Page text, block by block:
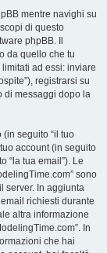
mentre navighi su
di questo
phpBB. Il
da quello che tu
ad essi: inviare
registrarsi su
di messaggi dopo la
(in seguito “il tuo
account (in seguito
“la tua email”). Le
sono
server. In aggiunta
richiesti durante
altra informazione
In
che hai